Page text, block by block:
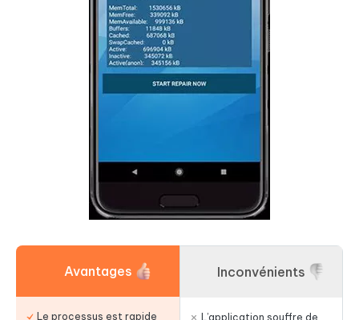
Avantages
Le processus est rapide
Inconvénients
L’application souffre de